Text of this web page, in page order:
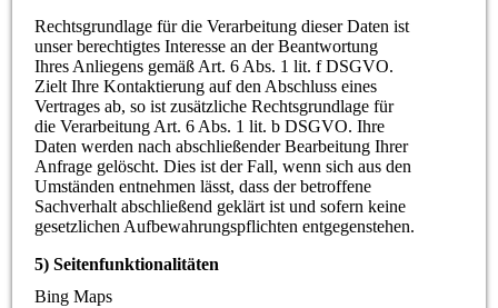
Rechtsgrundlage für die Verarbeitung dieser Daten ist
unser berechtigtes Interesse an der Beantwortung
Ihres Anliegens gemäß Art. 6 Abs. 1 lit. f DSGVO.
Zielt Ihre Kontaktierung auf den Abschluss eines
Vertrages ab, so ist zusätzliche Rechtsgrundlage für
die Verarbeitung Art. 6 Abs. 1 lit. b DSGVO. Ihre
Daten werden nach abschließender Bearbeitung Ihrer
Anfrage gelöscht. Dies ist der Fall, wenn sich aus den
Umständen entnehmen lässt, dass der betroffene
Sachverhalt abschließend geklärt ist und sofern keine
gesetzlichen Aufbewahrungspflichten entgegenstehen.
5) Seitenfunktionalitäten
Bing Maps